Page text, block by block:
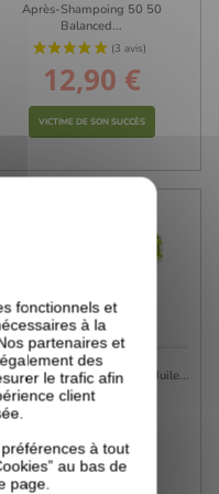
Après-Shampoing 50 50
Balanced...
Prix
12,90 €
VICTIME DE SON SUCCÈS
Eco Styler Olive Oil À L'Huile...
Prix
5,99 €
VICTIME DE SON SUCCÈS
fonctionnels et
à la
partenaires et
des
le trafic afin
client
à tout
au bas de
page.